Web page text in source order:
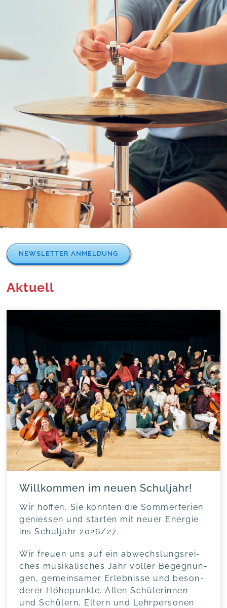
NEWS­LET­TER ANMELDUNG
Aktuell
Willkommen im neuen Schuljahr!
Wir hof­fen, Sie konn­ten die Som­mer­fe­ri­en
genies­sen und star­ten mit neu­er Ener­gie
ins Schul­jahr 2026/27.
Wir freu­en uns auf ein abwechs­lungs­rei­
ches musi­ka­li­sches Jahr vol­ler Begeg­nun­
gen, gemein­sa­mer Erleb­nis­se und beson­
de­rer Höhe­punk­te. Allen Schü­le­rin­nen
und Schü­lern, Eltern und Lehr­per­so­nen